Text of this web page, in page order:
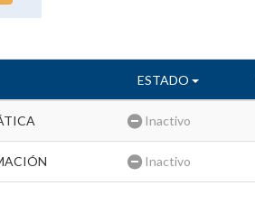
ESTADO
Inactivo
Inactivo